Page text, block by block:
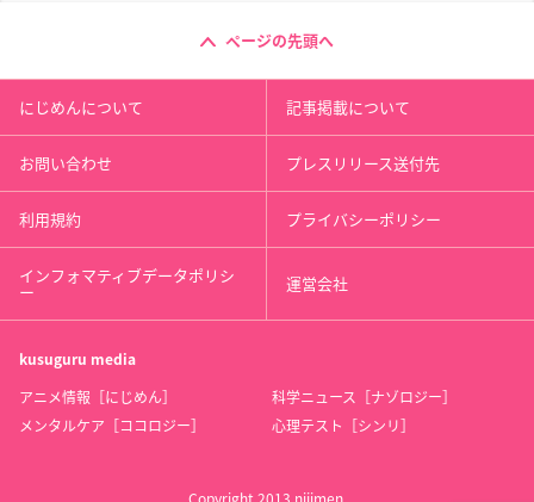
ページの先頭へ
にじめんについて 記事掲載について
お問い合わせ プレスリリース送付先
利用規約 プライバシーポリシー
インフォマティブデータポリシ
ー 運営会社
kusuguru media
アニメ情報［にじめん］
科学ニュース［ナゾロジー］
メンタルケア［ココロジー］
心理テスト［シンリ］